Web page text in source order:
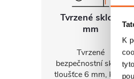
K
Tvrzené sklo 6
mm
Tvrzené
bezpečnostní sklo o
tloušťce 6 mm, které